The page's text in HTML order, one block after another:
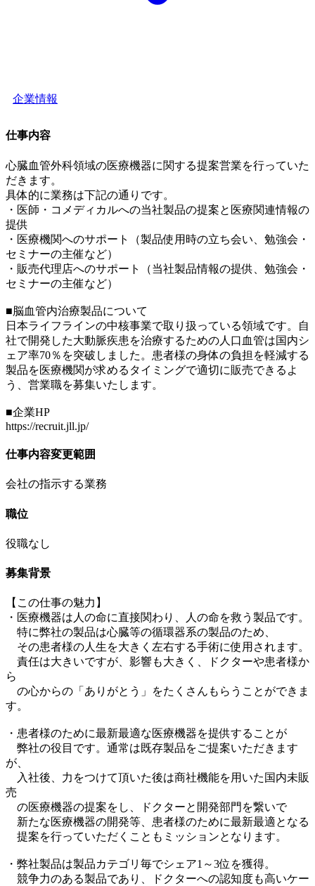
企業情報
仕事内容
心臓血管外科領域の医療機器に関する提案営業を行っていた
だきます。
具体的に業務は下記の通りです。
・医師・コメディカルへの当社製品の提案と医療関連情報の
提供
・医療機関へのサポート（製品使用時の立ち会い、勉強会・
セミナーの主催など）
・販売代理店へのサポート（当社製品情報の提供、勉強会・
セミナーの主催など）
■脳血管内治療製品について
日本ライフラインの中核事業で取り扱っている領域です。自
社で開発した大動脈疾患を治療するための人口血管は国内シ
ェア率70％を突破しました。患者様の身体の負担を軽減する
製品を医療機関が求めるタイミングで適切に販売できるよ
う、営業職を募集いたします。
■企業HP
https://recruit.jll.jp/
仕事内容変更範囲
会社の指示する業務
職位
役職なし
募集背景
【この仕事の魅力】
・医療機器は人の命に直接関わり、人の命を救う製品です。
特に弊社の製品は心臓等の循環器系の製品のため、
その患者様の人生を大きく左右する手術に使用されます。
責任は大きいですが、影響も大きく、ドクターや患者様か
ら
の心からの「ありがとう」をたくさんもらうことができま
す。
・患者様のために最新最適な医療機器を提供することが
弊社の役目です。通常は既存製品をご提案いただきます
が、
入社後、力をつけて頂いた後は商社機能を用いた国内未販
売
の医療機器の提案をし、ドクターと開発部門を繋いで
新たな医療機器の開発等、患者様のために最新最適となる
提案を行っていただくこともミッションとなります。
・弊社製品は製品カテゴリ毎でシェア1～3位を獲得。
競争力のある製品であり、ドクターへの認知度も高いケー